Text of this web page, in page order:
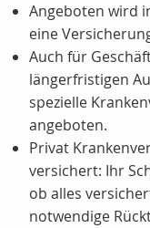
Angeboten wird
eine
Auch für
längerfristigen
spezielle
angeboten.
Privat
versichert: Ihr
ob alles
notwendige